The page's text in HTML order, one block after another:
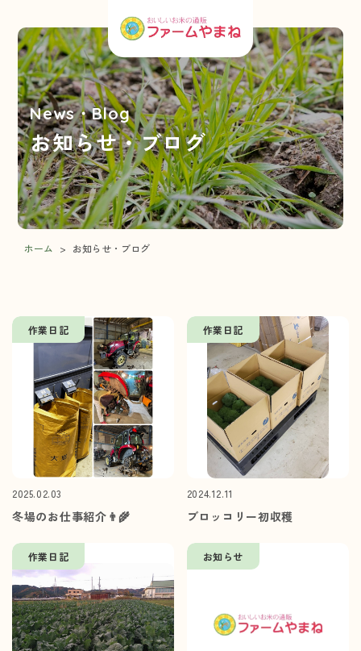
お知らせ・ブログ
News・Blog
ホーム > お知らせ・ブログ
作業日記
2025.02.03
冬場のお仕事紹介👨‍🌾
作業日記
2024.12.11
ブロッコリー初収穫
作業日記 お知らせ